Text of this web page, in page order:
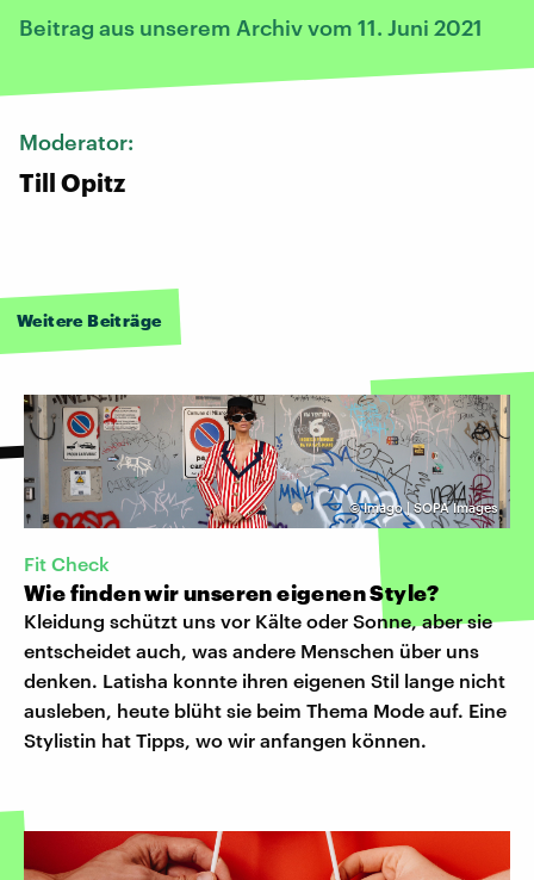
Beitrag aus unserem Archiv vom 11. Juni 2021
Moderator:
Till Opitz
Weitere Beiträge
©Imago | SOPA Images
Fit Check
Wie finden wir unseren eigenen Style?
Kleidung schützt uns vor Kälte oder Sonne, aber sie
entscheidet auch, was andere Menschen über uns
denken. Latisha konnte ihren eigenen Stil lange nicht
ausleben, heute blüht sie beim Thema Mode auf. Eine
Stylistin hat Tipps, wo wir anfangen können.